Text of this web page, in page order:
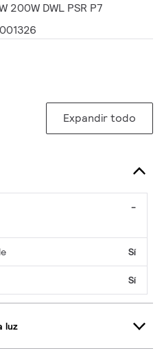
200W DWL PSR P7
Expandir todo
-
Sí
Sí
luz